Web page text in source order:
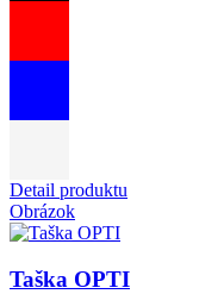
Detail produktu
Obrázok
Taška OPTI